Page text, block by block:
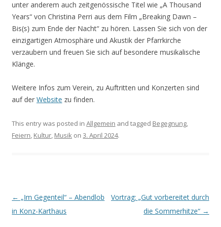
unter anderem auch zeitgenössische Titel wie „A Thousand
Years“ von Christina Perri aus dem Film „Breaking Dawn –
Bis(s) zum Ende der Nacht“ zu hören. Lassen Sie sich von der
einzigartigen Atmosphäre und Akustik der Pfarrkirche
verzaubern und freuen Sie sich auf besondere musikalische
Klänge.
Weitere Infos zum Verein, zu Auftritten und Konzerten sind
auf der Website zu finden.
This entry was posted in Allgemein and tagged Begegnung,
Feiern, Kultur, Musik on 3. April 2024.
Post navigation
← „Im Gegenteil“ – Abendlob
in Konz-Karthaus
Vortrag: „Gut vorbereitet durch
die Sommerhitze“ →